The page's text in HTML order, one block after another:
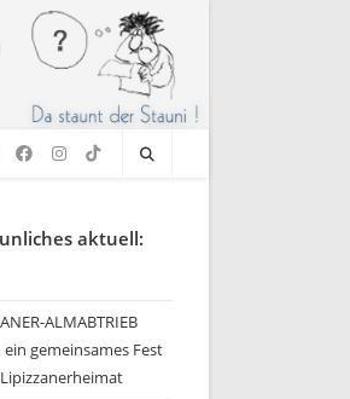
aktuell:
ALMABTRIEB
ein gemeinsames Fest